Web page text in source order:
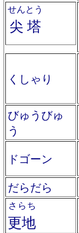
尖塔
せんとう
くしゃり
びゅうびゅ
う
ドゴーン
だらだら
更地
さらち